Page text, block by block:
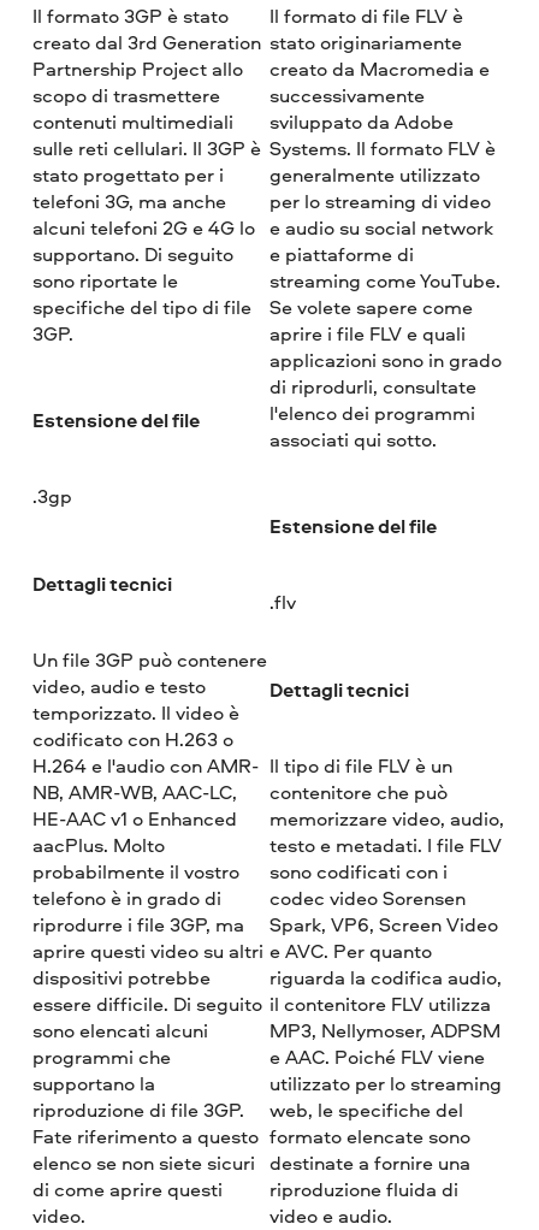
Il formato 3GP è stato
creato dal 3rd Generation
Partnership Project allo
scopo di trasmettere
contenuti multimediali
sulle reti cellulari. Il 3GP è
stato progettato per i
telefoni 3G, ma anche
alcuni telefoni 2G e 4G lo
supportano. Di seguito
sono riportate le
specifiche del tipo di file
3GP.
Estensione del file
.3gp
Dettagli tecnici
Un file 3GP può contenere
video, audio e testo
temporizzato. Il video è
codificato con H.263 o
H.264 e l'audio con AMR-
NB, AMR-WB, AAC-LC,
HE-AAC v1 o Enhanced
aacPlus. Molto
probabilmente il vostro
telefono è in grado di
riprodurre i file 3GP, ma
aprire questi video su altri
dispositivi potrebbe
essere difficile. Di seguito
sono elencati alcuni
programmi che
supportano la
riproduzione di file 3GP.
Fate riferimento a questo
elenco se non siete sicuri
di come aprire questi
video.
Il formato di file FLV è
stato originariamente
creato da Macromedia e
successivamente
sviluppato da Adobe
Systems. Il formato FLV è
generalmente utilizzato
per lo streaming di video
e audio su social network
e piattaforme di
streaming come YouTube.
Se volete sapere come
aprire i file FLV e quali
applicazioni sono in grado
di riprodurli, consultate
l'elenco dei programmi
associati qui sotto.
Estensione del file
.flv
Dettagli tecnici
Il tipo di file FLV è un
contenitore che può
memorizzare video, audio,
testo e metadati. I file FLV
sono codificati con i
codec video Sorensen
Spark, VP6, Screen Video
e AVC. Per quanto
riguarda la codifica audio,
il contenitore FLV utilizza
MP3, Nellymoser, ADPSM
e AAC. Poiché FLV viene
utilizzato per lo streaming
web, le specifiche del
formato elencate sono
destinate a fornire una
riproduzione fluida di
video e audio.